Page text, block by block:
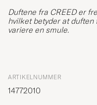
Duftene fra CREED er
hvilket betyder at
variere en smule.
ARTIKELNUMMER
14772010